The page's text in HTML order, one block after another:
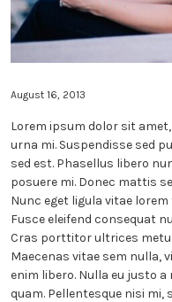
August 16, 2013
Lorem ipsum dolor sit
urna mi. Suspendisse sed
sed est. Phasellus libero
posuere mi. Donec mattis
Nunc eget ligula vitae
Fusce eleifend consequat
Cras porttitor ultrices
Maecenas vitae sem nulla,
enim libero. Nulla eu justo
quam. Pellentesque nisi mi,